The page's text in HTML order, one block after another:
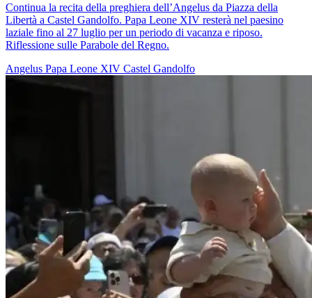
Continua la recita della preghiera dell’Angelus da Piazza della
Libertà a Castel Gandolfo. Papa Leone XIV resterà nel paesino
laziale fino al 27 luglio per un periodo di vacanza e riposo.
Riflessione sulle Parabole del Regno.
Angelus Papa Leone XIV Castel Gandolfo